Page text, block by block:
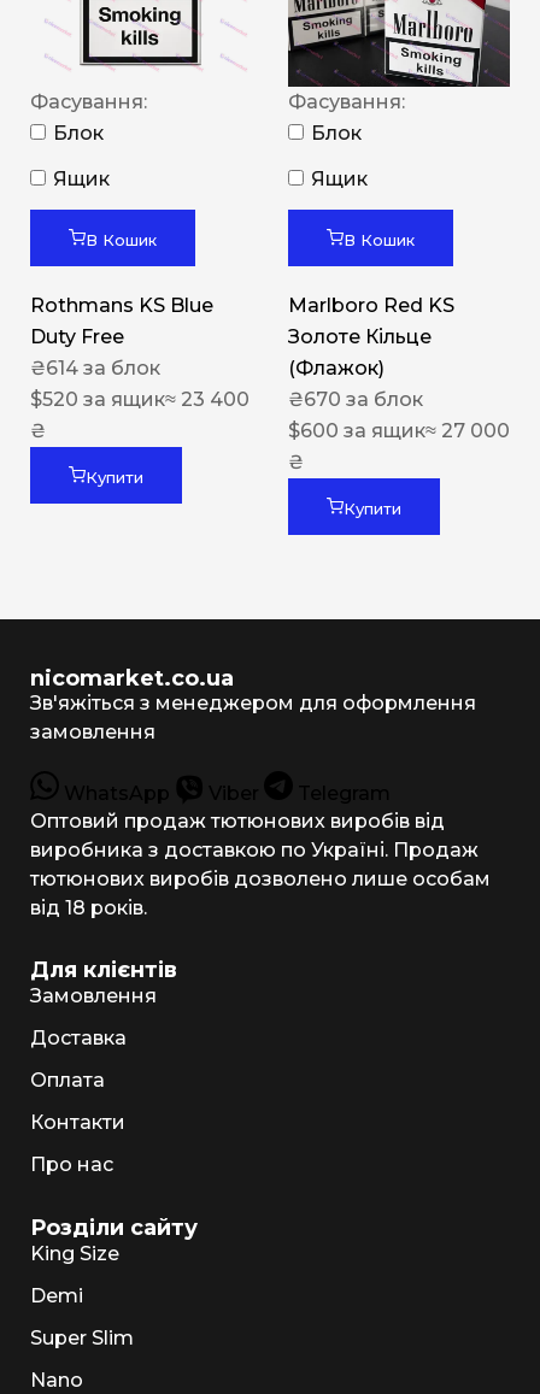
Фасування:
Блок
Ящик
В Кошик
Rothmans KS Blue
Duty Free
₴614 за блок
$520 за ящик≈ 23 400
₴
Купити
Фасування:
Блок
Ящик
В Кошик
Marlboro Red KS
Золоте Кільце
(Флажок)
₴670 за блок
$600 за ящик≈ 27 000
₴
Купити
nicomarket.co.ua
Зв'яжіться з менеджером для оформлення
замовлення
WhatsApp Viber
Telegram
Оптовий продаж тютюнових виробів від
виробника з доставкою по Україні. Продаж
тютюнових виробів дозволено лише особам
від 18 років.
Для клієнтів
Замовлення
Доставка
Оплата
Контакти
Про нас
Розділи сайту
King Size
Demi
Super Slim
Nano